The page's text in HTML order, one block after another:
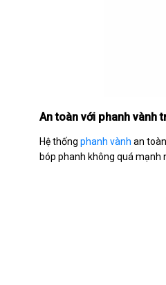
An toàn với phanh vành
Hệ thống phanh vành an
bóp phanh không quá mạnh